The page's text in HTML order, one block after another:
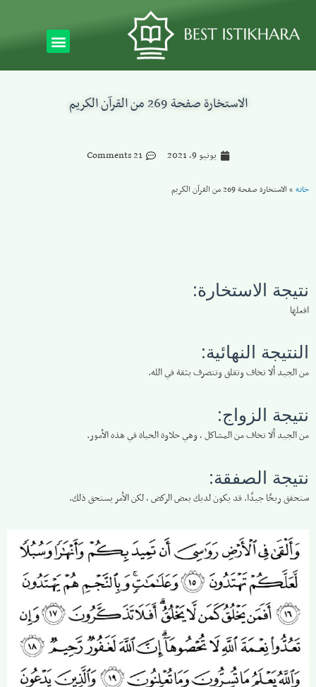
الاستخارة صفحة 269 من القرآن الكريم
يونيو 9, 2021 21 Comments
خانه » الاستخارة صفحة 269 من القرآن الكريم
نتيجة الاستخارة:
افعلها
النتيجة النهائية:
من الجيد ألا تخاف وتقلق وتتصرف بثقة في الله.
نتيجة الزواج:
من الجيد ألا تخاف من المشاكل ، وهي حلاوة الحياة في هذه الأمور.
نتيجة الصفقة:
ستحقق ربحًا جيدًا. قد يكون لديك بعض الركض ، لكن الأمر يستحق ذلك.